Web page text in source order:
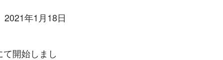
年1月18日
開始しまし